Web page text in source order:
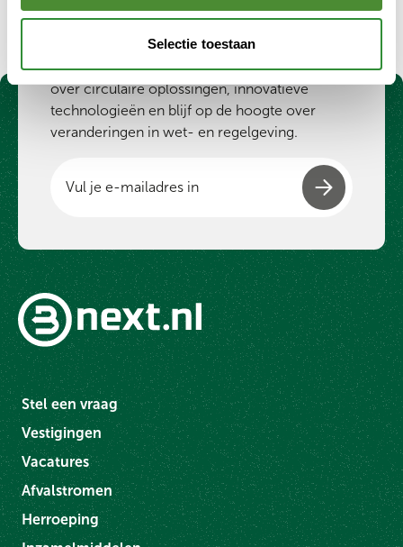
Selectie toestaan
Meld je aan voor onze nieuwsbrief
Ontvang de laatste inzichten, nieuws en tips
over circulaire oplossingen, innovatieve
technologieën en blijf op de hoogte over
veranderingen in wet- en regelgeving.
Stel een vraag
Vestigingen
Vacatures
Afvalstromen
Herroeping